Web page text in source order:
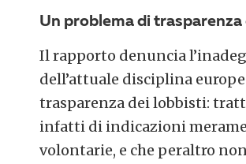
Un problema di trasparenza
Il rapporto denuncia
dell’attuale disciplina
trasparenza dei lobbisti:
infatti di indicazioni
volontarie, e che peraltro